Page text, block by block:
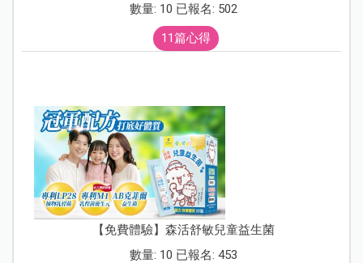
數量: 10 已報名: 502
11篇心得
【免費體驗】森活舒敏兒童益生菌
數量: 10 已報名: 453